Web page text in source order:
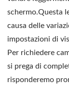
schermo.Questa
causa delle
impostazioni di
Per richiedere
si prega di
risponderemo